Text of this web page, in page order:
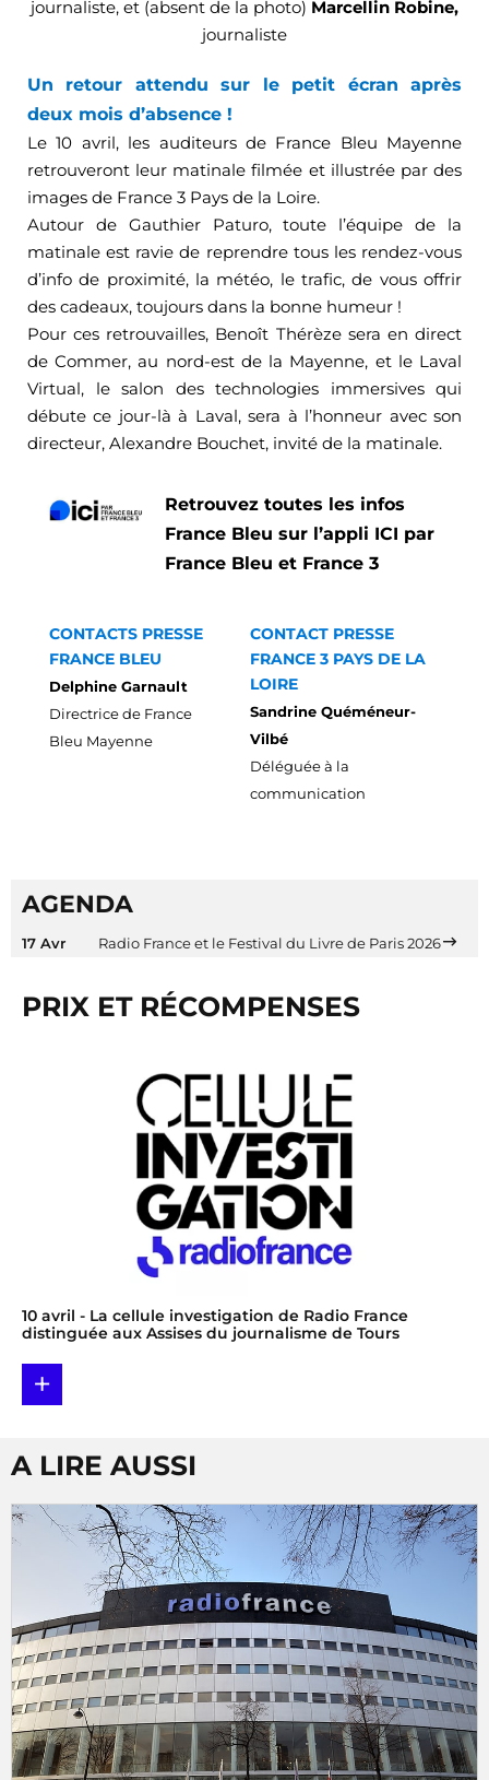
journaliste, et (absent de la photo) Marcellin Robine,
journaliste
Un retour attendu sur le petit écran après
deux mois d’absence !
Le 10 avril, les auditeurs de France Bleu Mayenne
retrouveront leur matinale filmée et illustrée par des
images de France 3 Pays de la Loire.
Autour de Gauthier Paturo, toute l’équipe de la
matinale est ravie de reprendre tous les rendez-vous
d’info de proximité, la météo, le trafic, de vous offrir
des cadeaux, toujours dans la bonne humeur !
Pour ces retrouvailles, Benoît Thérèze sera en direct
de Commer, au nord-est de la Mayenne, et le Laval
Virtual, le salon des technologies immersives qui
débute ce jour-là à Laval, sera à l’honneur avec son
directeur, Alexandre Bouchet, invité de la matinale.
Retrouvez toutes les infos
France Bleu sur l’appli ICI par
France Bleu et France 3
CONTACTS PRESSE
FRANCE BLEU
Delphine Garnault
Directrice de France
Bleu Mayenne
CONTACT PRESSE
FRANCE 3 PAYS DE LA
LOIRE
Sandrine Quéméneur-
Vilbé
Déléguée à la
communication
AGENDA
17 Avr Radio France et le Festival du Livre de Paris 2026
PRIX ET RÉCOMPENSES
10 avril - La cellule investigation de Radio France
distinguée aux Assises du journalisme de Tours
+
A LIRE AUSSI